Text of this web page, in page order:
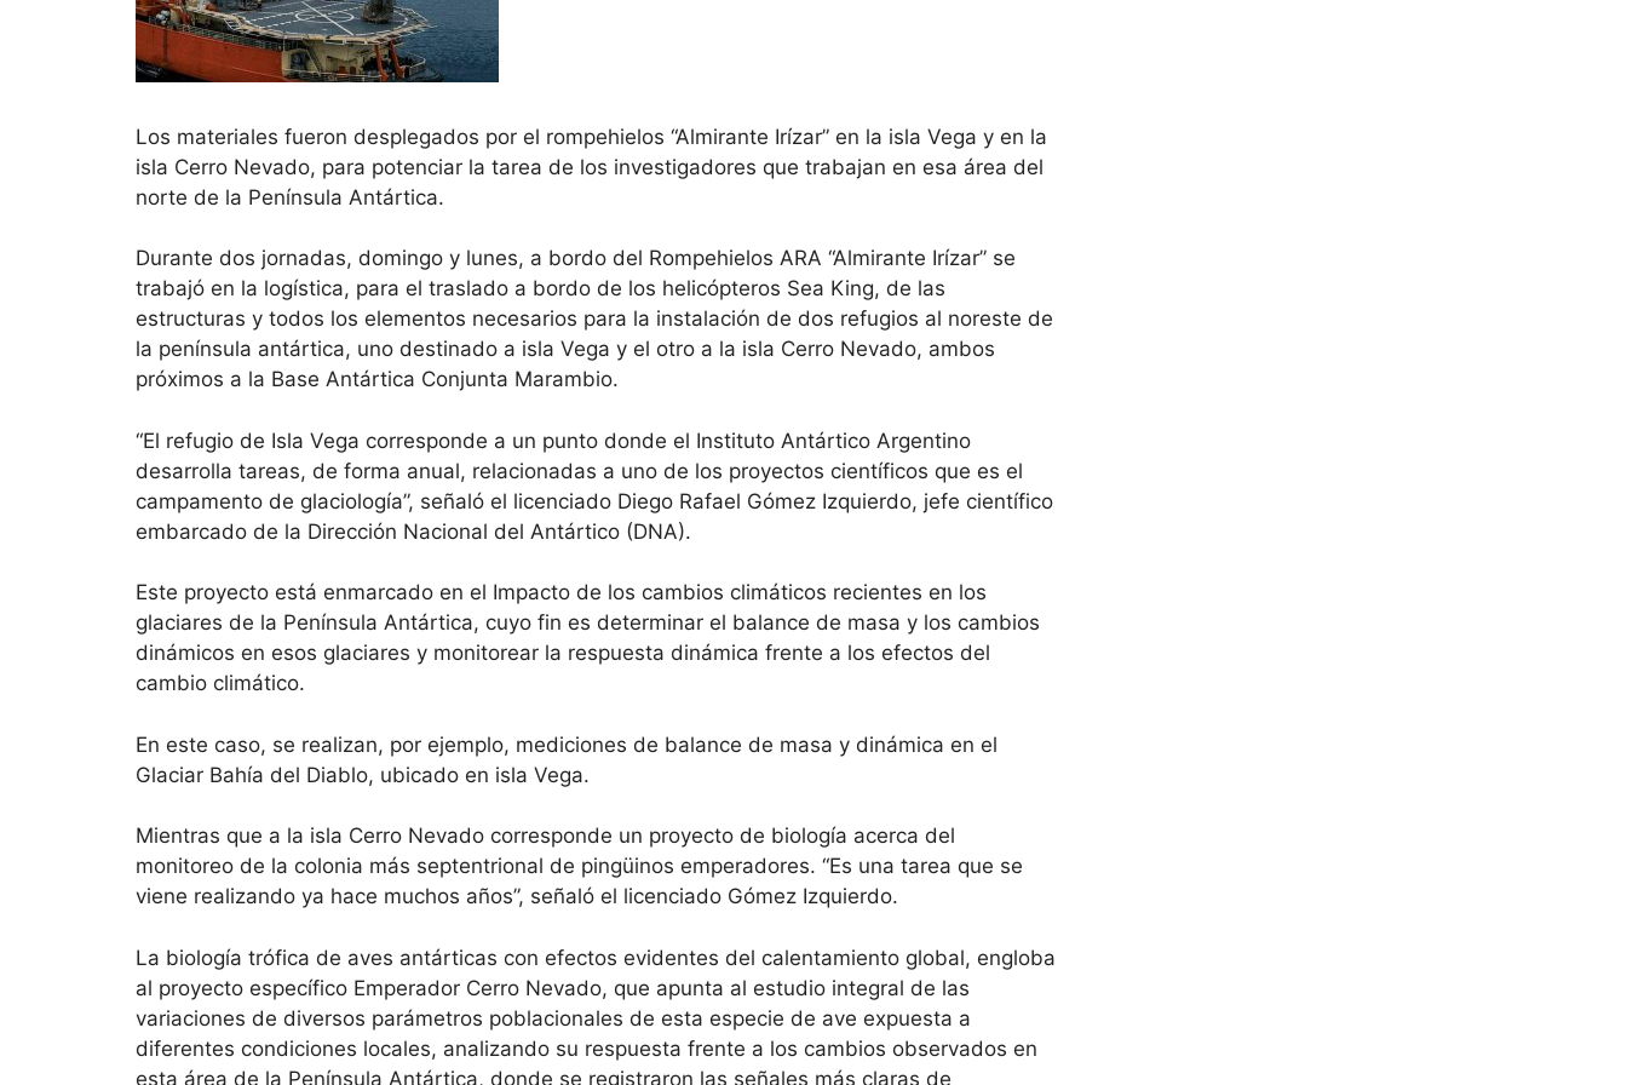
Los materiales fueron desplegados por el rompehielos “Almirante Irízar” en la isla Vega y en la
isla Cerro Nevado, para potenciar la tarea de los investigadores que trabajan en esa área del
norte de la Península Antártica.
Durante dos jornadas, domingo y lunes, a bordo del Rompehielos ARA “Almirante Irízar” se
trabajó en la logística, para el traslado a bordo de los helicópteros Sea King, de las
estructuras y todos los elementos necesarios para la instalación de dos refugios al noreste de
la península antártica, uno destinado a isla Vega y el otro a la isla Cerro Nevado, ambos
próximos a la Base Antártica Conjunta Marambio.
“El refugio de Isla Vega corresponde a un punto donde el Instituto Antártico Argentino
desarrolla tareas, de forma anual, relacionadas a uno de los proyectos científicos que es el
campamento de glaciología”, señaló el licenciado Diego Rafael Gómez Izquierdo, jefe científico
embarcado de la Dirección Nacional del Antártico (DNA).
Este proyecto está enmarcado en el Impacto de los cambios climáticos recientes en los
glaciares de la Península Antártica, cuyo fin es determinar el balance de masa y los cambios
dinámicos en esos glaciares y monitorear la respuesta dinámica frente a los efectos del
cambio climático.
En este caso, se realizan, por ejemplo, mediciones de balance de masa y dinámica en el
Glaciar Bahía del Diablo, ubicado en isla Vega.
Mientras que a la isla Cerro Nevado corresponde un proyecto de biología acerca del
monitoreo de la colonia más septentrional de pingüinos emperadores. “Es una tarea que se
viene realizando ya hace muchos años”, señaló el licenciado Gómez Izquierdo.
La biología trófica de aves antárticas con efectos evidentes del calentamiento global, engloba
al proyecto específico Emperador Cerro Nevado, que apunta al estudio integral de las
variaciones de diversos parámetros poblacionales de esta especie de ave expuesta a
diferentes condiciones locales, analizando su respuesta frente a los cambios observados en
esta área de la Península Antártica, donde se registraron las señales más claras de